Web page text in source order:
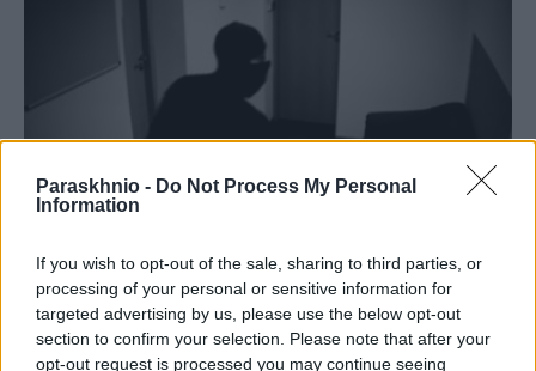
Paraskhnio - Do Not Process My Personal
Information
If you wish to opt-out of the sale, sharing to third parties, or
processing of your personal or sensitive information for
targeted advertising by us, please use the below opt-out
section to confirm your selection. Please note that after your
opt-out request is processed you may continue seeing
ΕΛΛΆΔΑ
Πώς να προστατέψετε το σπίτι σας από τους κλέφτες
όταν λείπετε για διακοπές (VIDEO)